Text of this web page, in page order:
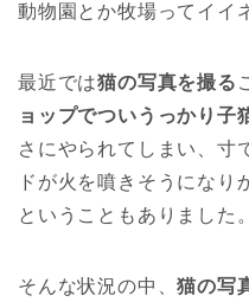
動物園とか牧場ってイイ
最近では猫の写真を撮る
ョップでついうっかり子
さにやられてしまい、寸
ドが火を噴きそうになり
ということもありました。
そんな状況の中、猫の写